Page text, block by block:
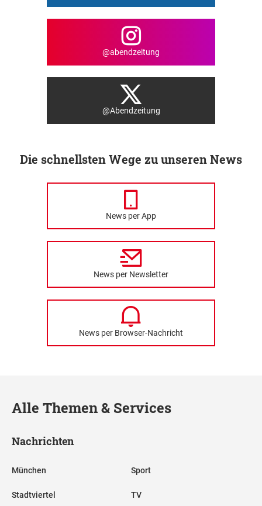
@abendzeitung
@Abendzeitung
Die schnellsten Wege zu unseren News
News per App
News per Newsletter
News per Browser-Nachricht
Alle Themen & Services
Nachrichten
München
Stadtviertel
Sport
TV